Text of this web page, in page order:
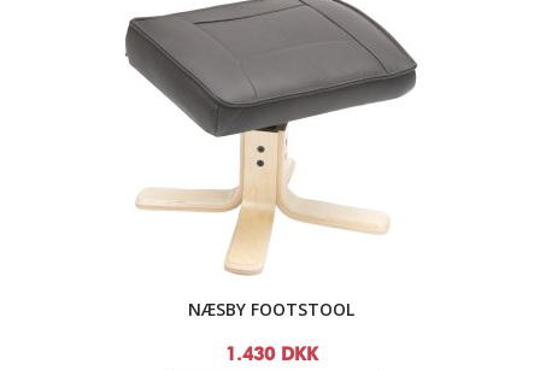
NÆSBY FOOTSTOOL
1.430 DKK